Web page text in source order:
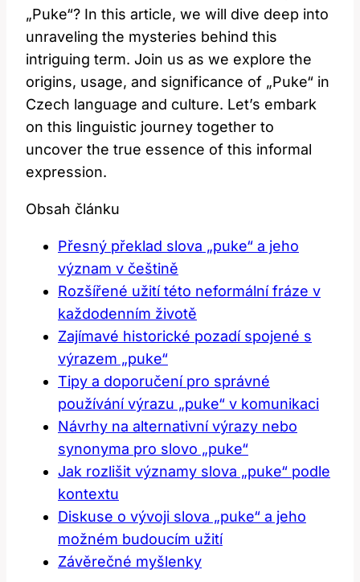
„Puke“? In this article, we will dive deep into
unraveling the mysteries behind this
intriguing term. Join us as we explore the
origins, usage, and significance of „Puke“ in
Czech language and culture. Let’s embark
on this linguistic journey together to
uncover the true essence of this informal
expression.
Obsah článku
Přesný překlad slova „puke“ a jeho
význam v češtině
Rozšířené užití této neformální fráze v
každodenním životě
Zajímavé historické pozadí spojené s
výrazem „puke“
Tipy a doporučení pro správné
používání výrazu „puke“ v komunikaci
Návrhy na alternativní výrazy nebo
synonyma pro slovo „puke“
Jak rozlišit významy slova „puke“ podle
kontextu
Diskuse o vývoji slova „puke“ a jeho
možném budoucím užití
Závěrečné myšlenky